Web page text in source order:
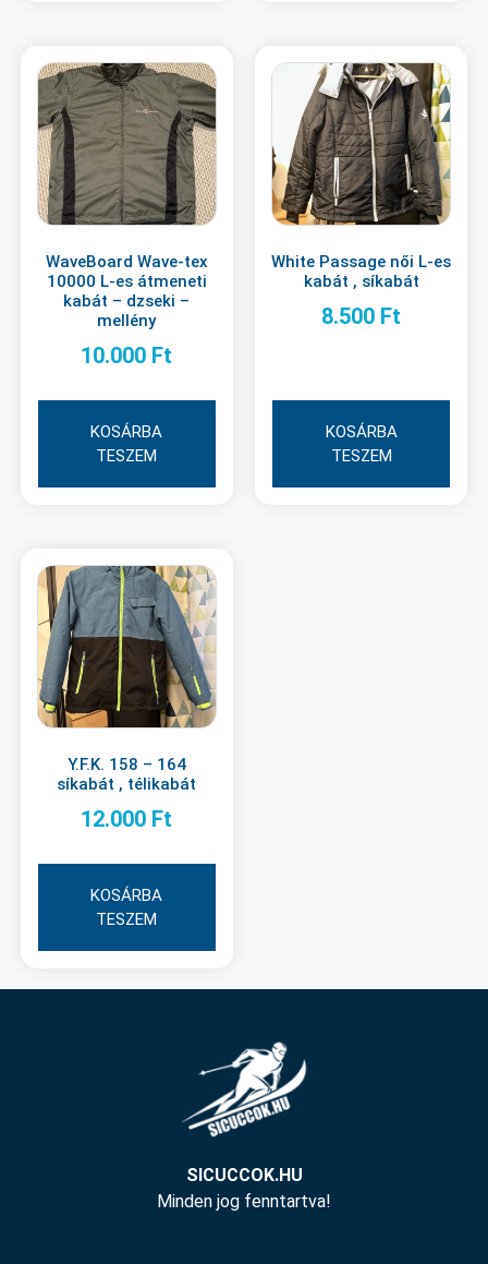
WaveBoard Wave-tex
10000 L-es átmeneti
kabát – dzseki –
mellény
10.000 Ft
KOSÁRBA
TESZEM
White Passage női L-es
kabát , síkabát
8.500 Ft
KOSÁRBA
TESZEM
Y.F.K. 158 – 164
síkabát , télikabát
12.000 Ft
KOSÁRBA
TESZEM
SICUCCOK.HU
Minden jog fenntartva!